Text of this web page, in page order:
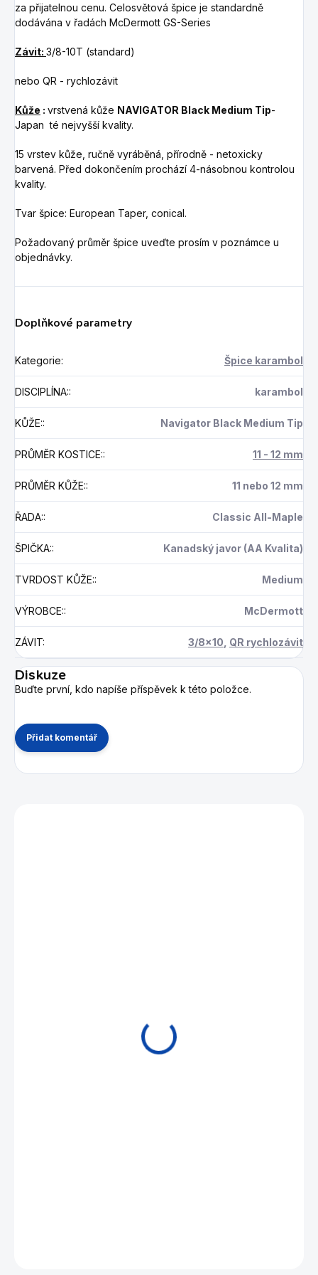
za přijatelnou cenu. Celosvětová špice je standardně
dodávána v řadách McDermott GS-Series
Závit: 3/8-10T (standard)
nebo QR - rychlozávit
Kůže : vrstvená kůže NAVIGATOR Black Medium Tip-
Japan té nejvyšší kvality.
15 vrstev kůže, ručně vyráběná, přírodně - netoxicky
barvená. Před dokončením prochází 4-násobnou kontrolou
kvality.
Tvar špice: European Taper, conical.
Požadovaný průměr špice uveďte prosím v poznámce u
objednávky.
Doplňkové parametry
Kategorie: Špice karambol
DISCIPLÍNA:: karambol
KŮŽE:: Navigator Black Medium Tip
PRŮMĚR KOSTICE:: 11 - 12 mm
PRŮMĚR KŮŽE:: 11 nebo 12 mm
ŘADA:: Classic All-Maple
ŠPIČKA:: Kanadský javor (AA Kvalita)
TVRDOST KŮŽE:: Medium
VÝROBCE:: McDermott
ZÁVIT: 3/8x10 QR rychlozávit
Diskuze
Buďte první, kdo napíše příspěvek k této položce.
Přidat komentář